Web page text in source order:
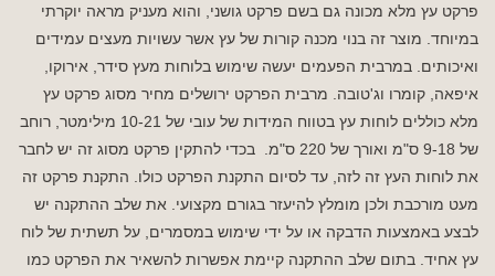
פרקט עץ מלא מכונה גם בשם פרקט גושני, והוא מעניק מראה יוקרתי
במיוחד. מוצר זה בנוי מכנה קורות של עץ אשר עשויות מעצים עמידים
ואיכותים. במרבית הפעמים יעשה שימוש בלוחות מעץ סידר, אירוקו,
איפאה, קומרו וג'טובה. מרבית הפרקט ירושלים מחיר מסוג פרקט עץ
מלא כוללים לוחות עץ בטווח המידות של עובי של 10-21 מילימטר, רוחב
של 9-18 ס"מ ואורך של 220 ס"מ. בכדי להתקין פרקט מסוג זה יש לחבר
את לוחות העץ זה לזה, עד לסיום התקנת הפרקט כולו. התקנת פרקט זה
מעט מורכבת ולכן מומלץ להיעזר בגורם מקצועי. את שלב ההתקנה יש
לבצע באמצעות הדבקה או על ידי שימוש במסמרים, על תשתית של לוח
עץ אחיד. בתום שלב ההתקנה קיימת אפשרות להשאיר את הפרקט כמו